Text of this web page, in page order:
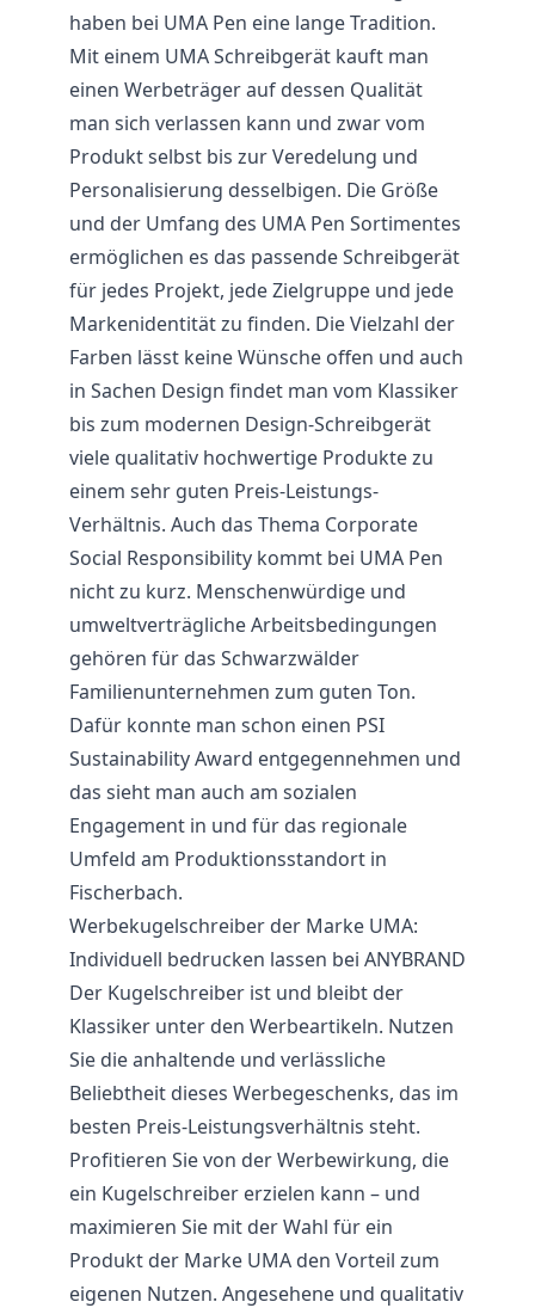
haben bei UMA Pen eine lange Tradition.
Mit einem UMA Schreibgerät kauft man
einen Werbeträger auf dessen Qualität
man sich verlassen kann und zwar vom
Produkt selbst bis zur Veredelung und
Personalisierung desselbigen. Die Größe
und der Umfang des UMA Pen Sortimentes
ermöglichen es das passende Schreibgerät
für jedes Projekt, jede Zielgruppe und jede
Markenidentität zu finden. Die Vielzahl der
Farben lässt keine Wünsche offen und auch
in Sachen Design findet man vom Klassiker
bis zum modernen Design-Schreibgerät
viele qualitativ hochwertige Produkte zu
einem sehr guten Preis-Leistungs-
Verhältnis. Auch das Thema Corporate
Social Responsibility kommt bei UMA Pen
nicht zu kurz. Menschenwürdige und
umweltverträgliche Arbeitsbedingungen
gehören für das Schwarzwälder
Familienunternehmen zum guten Ton.
Dafür konnte man schon einen PSI
Sustainability Award entgegennehmen und
das sieht man auch am sozialen
Engagement in und für das regionale
Umfeld am Produktionsstandort in
Fischerbach.
Werbekugelschreiber der Marke UMA:
Individuell bedrucken lassen bei ANYBRAND
Der Kugelschreiber ist und bleibt der
Klassiker unter den Werbeartikeln. Nutzen
Sie die anhaltende und verlässliche
Beliebtheit dieses Werbegeschenks, das im
besten Preis-Leistungsverhältnis steht.
Profitieren Sie von der Werbewirkung, die
ein Kugelschreiber erzielen kann – und
maximieren Sie mit der Wahl für ein
Produkt der Marke UMA den Vorteil zum
eigenen Nutzen. Angesehene und qualitativ